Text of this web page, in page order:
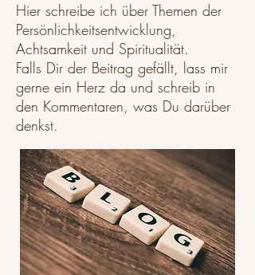
Hier schreibe ich über Themen der
Persönlichkeitsentwicklung,
Achtsamkeit und Spiritualität.
Falls Dir der Beitrag gefällt, lass mir
gerne ein Herz da und schreib in
den Kommentaren, was Du darüber
denkst.